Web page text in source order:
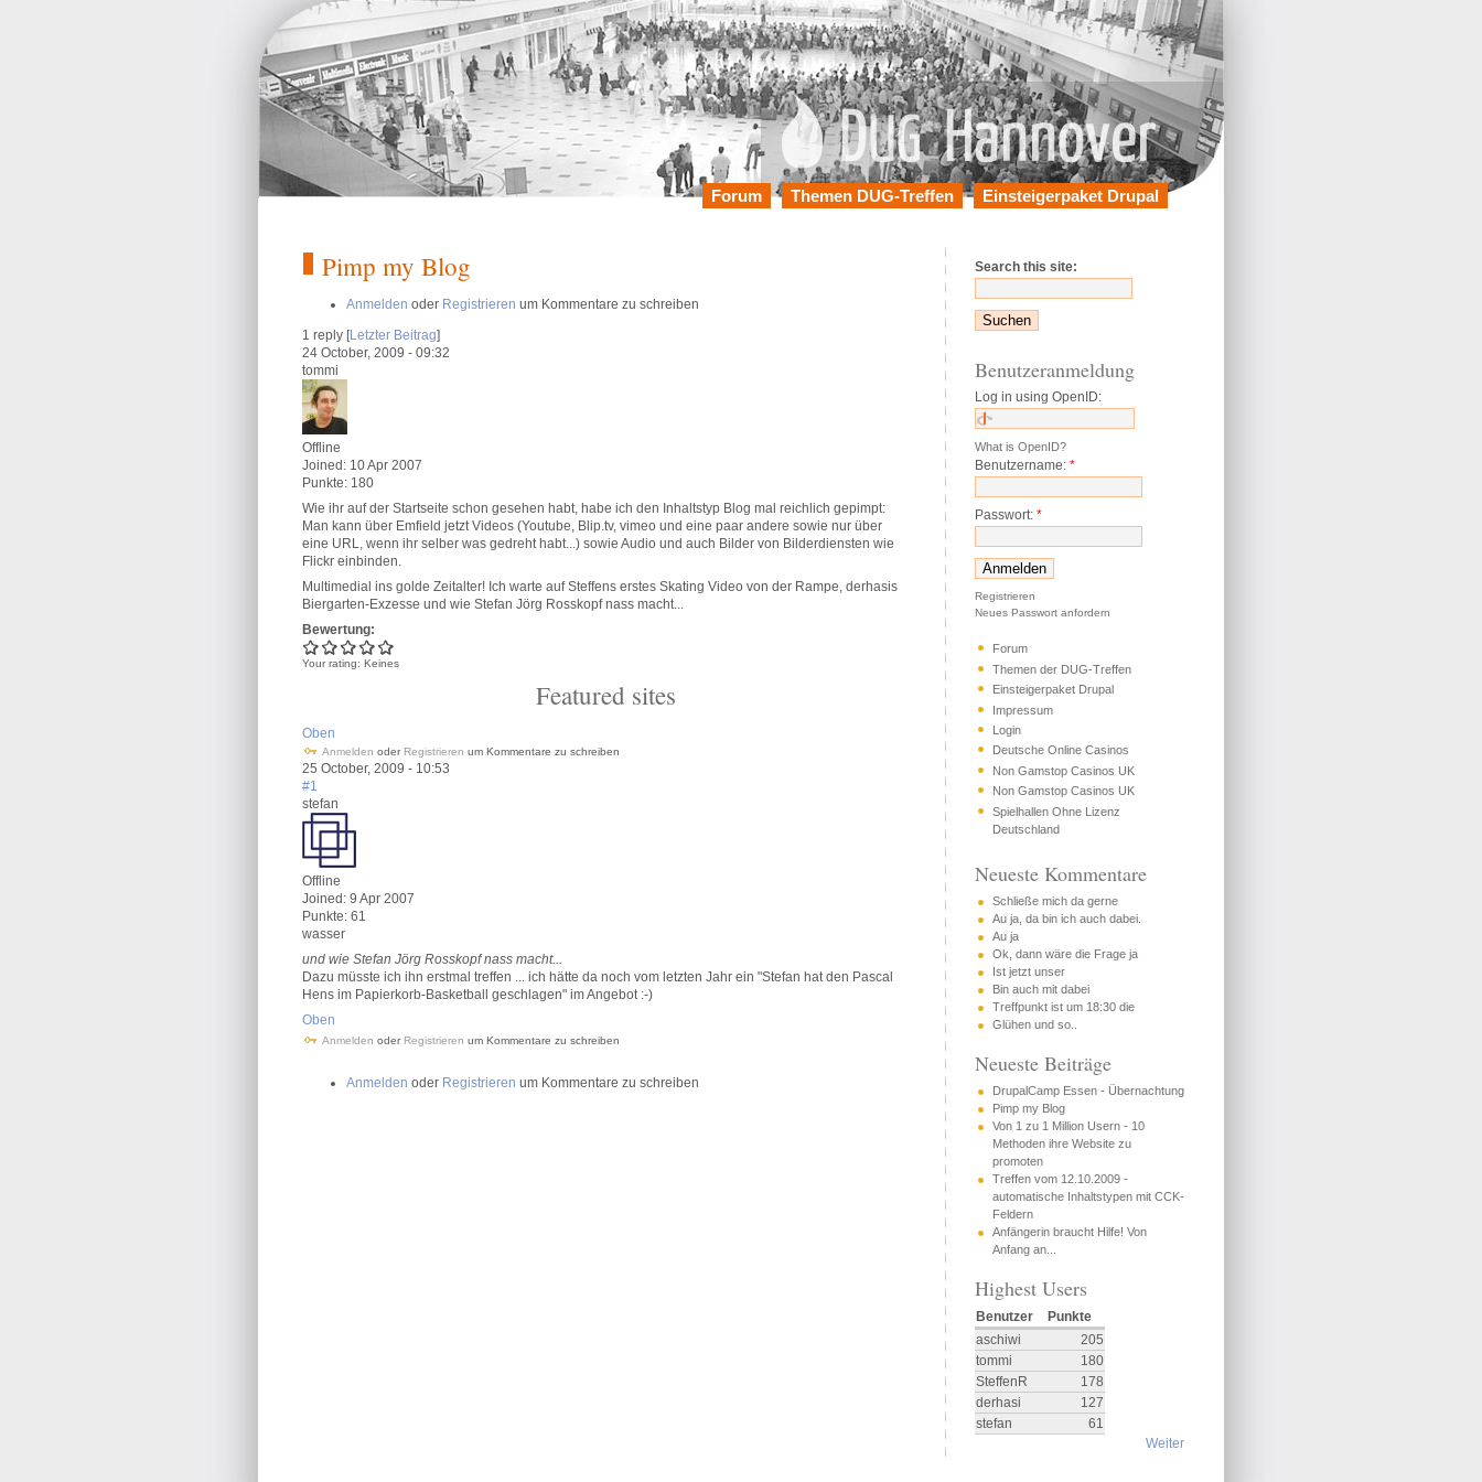
Einsteigerpaket Drupal
Themen DUG-Treffen
Forum
Pimp my Blog
Anmelden oder Registrieren um Kommentare zu schreiben
1 reply [Letzter Beitrag]
24 October, 2009 - 09:32
tommi
Offline
Joined: 10 Apr 2007
Punkte: 180
Wie ihr auf der Startseite schon gesehen habt, habe ich den Inhaltstyp Blog mal reichlich gepimpt:
Man kann über Emfield jetzt Videos (Youtube, Blip.tv, vimeo und eine paar andere sowie nur über
eine URL, wenn ihr selber was gedreht habt...) sowie Audio und auch Bilder von Bilderdiensten wie
Flickr einbinden.
Multimedial ins golde Zeitalter! Ich warte auf Steffens erstes Skating Video von der Rampe, derhasis
Biergarten-Exzesse und wie Stefan Jörg Rosskopf nass macht...
Bewertung:
Your rating: Keines
Featured sites
Oben
Anmelden oder Registrieren um Kommentare zu schreiben
25 October, 2009 - 10:53
#1
stefan
Offline
Joined: 9 Apr 2007
Punkte: 61
wasser
und wie Stefan Jörg Rosskopf nass macht...
Dazu müsste ich ihn erstmal treffen ... ich hätte da noch vom letzten Jahr ein "Stefan hat den Pascal
Hens im Papierkorb-Basketball geschlagen" im Angebot :-)
Oben
Anmelden oder Registrieren um Kommentare zu schreiben
Anmelden oder Registrieren um Kommentare zu schreiben
Search this site:
Benutzeranmeldung
Log in using OpenID:
What is OpenID?
Benutzername: *
Passwort: *
Registrieren
Neues Passwort anfordern
Forum
Themen der DUG-Treffen
Einsteigerpaket Drupal
Impressum
Login
Deutsche Online Casinos
Non Gamstop Casinos UK
Non Gamstop Casinos UK
Spielhallen Ohne Lizenz
Deutschland
Neueste Kommentare
Schließe mich da gerne
Au ja, da bin ich auch dabei.
Au ja
Ok, dann wäre die Frage ja
Ist jetzt unser
Bin auch mit dabei
Treffpunkt ist um 18:30 die
Glühen und so..
Neueste Beiträge
DrupalCamp Essen - Übernachtung
Pimp my Blog
Von 1 zu 1 Million Usern - 10
Methoden ihre Website zu
promoten
Treffen vom 12.10.2009 -
automatische Inhaltstypen mit CCK-
Feldern
Anfängerin braucht Hilfe! Von
Anfang an...
Highest Users
Benutzer
Punkte
aschiwi
205
tommi
180
SteffenR
178
derhasi
127
stefan
61
Weiter